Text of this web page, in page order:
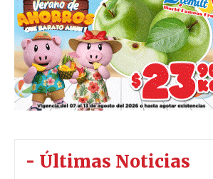
- Últimas Noticias